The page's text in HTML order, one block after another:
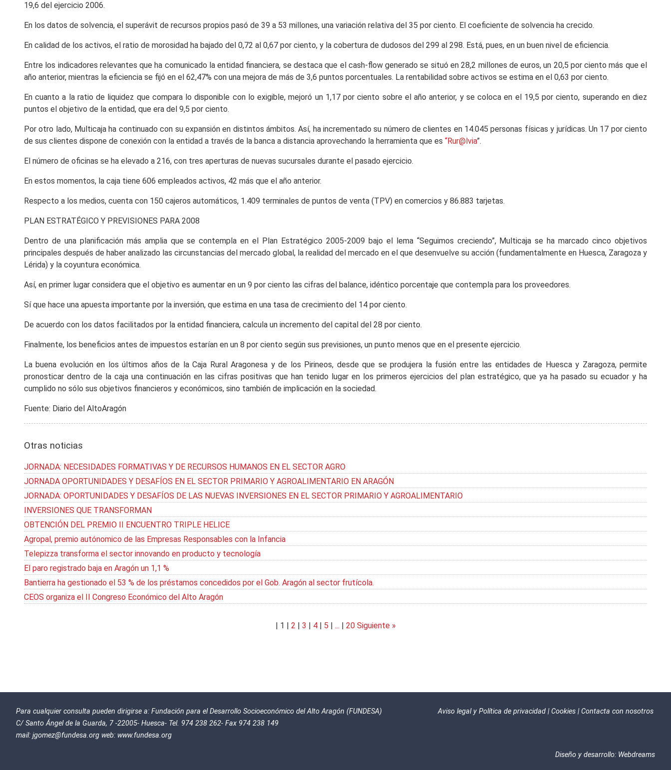
19,6 del ejercicio 2006.
En los datos de solvencia, el superávit de recursos propios pasó de 39 a 53 millones, una variación relativa del 35 por ciento. El coeficiente de solvencia ha crecido.
En calidad de los activos, el ratio de morosidad ha bajado del 0,72 al 0,67 por ciento, y la cobertura de dudosos del 299 al 298. Está, pues, en un buen nivel de eficiencia.
Entre los indicadores relevantes que ha comunicado la entidad financiera, se destaca que el cash-flow generado se situó en 28,2 millones de euros, un 20,5 por ciento más que el
año anterior, mientras la eficiencia se fijó en el 62,47% con una mejora de más de 3,6 puntos porcentuales. La rentabilidad sobre activos se estima en el 0,63 por ciento.
En cuanto a la ratio de liquidez que compara lo disponible con lo exigible, mejoró un 1,17 por ciento sobre el año anterior, y se coloca en el 19,5 por ciento, superando en diez
puntos el objetivo de la entidad, que era del 9,5 por ciento.
Por otro lado, Multicaja ha continuado con su expansión en distintos ámbitos. Así, ha incrementado su número de clientes en 14.045 personas físicas y jurídicas. Un 17 por ciento
de sus clientes dispone de conexión con la entidad a través de la banca a distancia aprovechando la herramienta que es “Rur@lvia”.
El número de oficinas se ha elevado a 216, con tres aperturas de nuevas sucursales durante el pasado ejercicio.
En estos momentos, la caja tiene 606 empleados activos, 42 más que el año anterior.
Respecto a los medios, cuenta con 150 cajeros automáticos, 1.409 terminales de puntos de venta (TPV) en comercios y 86.883 tarjetas.
PLAN ESTRATÉGICO Y PREVISIONES PARA 2008
Dentro de una planificación más amplia que se contempla en el Plan Estratégico 2005-2009 bajo el lema “Seguimos creciendo”, Multicaja se ha marcado cinco objetivos
principales después de haber analizado las circunstancias del mercado global, la realidad del mercado en el que desenvuelve su acción (fundamentalmente en Huesca, Zaragoza y
Lérida) y la coyuntura económica.
Así, en primer lugar considera que el objetivo es aumentar en un 9 por ciento las cifras del balance, idéntico porcentaje que contempla para los proveedores.
Sí que hace una apuesta importante por la inversión, que estima en una tasa de crecimiento del 14 por ciento.
De acuerdo con los datos facilitados por la entidad financiera, calcula un incremento del capital del 28 por ciento.
Finalmente, los beneficios antes de impuestos estarían en un 8 por ciento según sus previsiones, un punto menos que en el presente ejercicio.
La buena evolución en los últimos años de la Caja Rural Aragonesa y de los Pirineos, desde que se produjera la fusión entre las entidades de Huesca y Zaragoza, permite
pronosticar dentro de la caja una continuación en las cifras positivas que han tenido lugar en los primeros ejercicios del plan estratégico, que ya ha pasado su ecuador y ha
cumplido no sólo sus objetivos financieros y económicos, sino también de implicación en la sociedad.
Fuente: Diario del AltoAragón
Otras noticias
JORNADA: NECESIDADES FORMATIVAS Y DE RECURSOS HUMANOS EN EL SECTOR AGRO
JORNADA OPORTUNIDADES Y DESAFÍOS EN EL SECTOR PRIMARIO Y AGROALIMENTARIO EN ARAGÓN
JORNADA: OPORTUNIDADES Y DESAFÍOS DE LAS NUEVAS INVERSIONES EN EL SECTOR PRIMARIO Y AGROALIMENTARIO
INVERSIONES QUE TRANSFORMAN
OBTENCIÓN DEL PREMIO II ENCUENTRO TRIPLE HELICE
Agropal, premio autónomico de las Empresas Responsables con la Infancia
Telepizza transforma el sector innovando en producto y tecnología
El paro registrado baja en Aragón un 1,1 %
Bantierra ha gestionado el 53 % de los préstamos concedidos por el Gob. Aragón al sector frutícola.
CEOS organiza el II Congreso Económico del Alto Aragón
| 1 | 2 | 3 | 4| 5 | ... | 20Siguiente »
Para cualquier consulta pueden dirigirse a: Fundación para el Desarrollo Socioeconómico del Alto Aragón (FUNDESA)
C/ Santo Ángel de la Guarda, 7 -22005- Huesca- Tel. 974 238 262- Fax 974 238 149
mail: jgomez@fundesa.org web: www.fundesa.org
Aviso legal y Política de privacidad| Cookies| Contacta con nosotros
Diseño y desarrollo: Webdreams